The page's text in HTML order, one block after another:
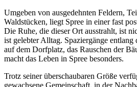
Umgeben von ausgedehnten Feldern,
Waldstücken, liegt Spree in einer fast
Die Ruhe, die dieser Ort ausstrahlt, ist
ist gelebter Alltag. Spaziergänge entlang
auf dem Dorfplatz, das Rauschen der
macht das Leben in Spree besonders.
Trotz seiner überschaubaren Größe
gewachsene Gemeinschaft, in der